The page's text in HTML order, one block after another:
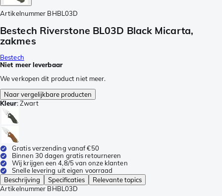
Artikelnummer BHBL03D
Bestech Riverstone BL03D Black Micarta,
zakmes
Bestech
Niet meer leverbaar
We verkopen dit product niet meer.
Naar vergelijkbare producten
Kleur:Zwart
Gratis verzending vanaf €50
Binnen 30 dagen gratis retourneren
Wij krijgen een 4,8/5 van onze klanten
Snelle levering uit eigen voorraad
Beschrijving
Specificaties
Relevante topics
Artikelnummer BHBL03D